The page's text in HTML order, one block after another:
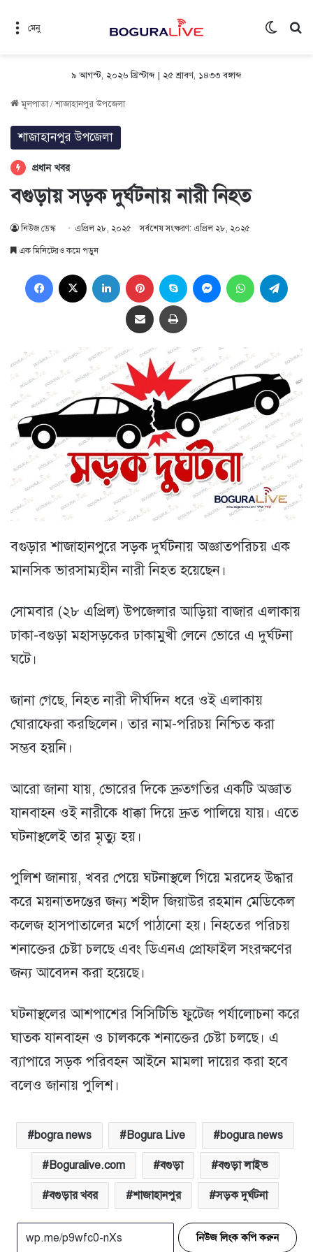
মেনু
৯ আগস্ট, ২০২৬ খ্রিস্টাব্দ | ২৫ শ্রাবণ, ১৪৩৩ বঙ্গাব্দ
মূলপাতা/শাজাহানপুর উপজেলা
শাজাহানপুর উপজেলা
প্রধান খবর
বগুড়ায় সড়ক দুর্ঘটনায় নারী নিহত
নিউজ ডেস্ক এপ্রিল ২৮, ২০২৫ সর্বশেষ সংষ্করণ: এপ্রিল ২৮, ২০২৫
এক মিনিটেরও কমে পড়ুন
Facebook LinkedIn Pinterest Skype MessengerWhatsApp
Share via Email প্রিন্ট
বগুড়ার শাজাহানপুরে সড়ক দুর্ঘটনায় অজ্ঞাতপরিচয় এক
মানসিক ভারসাম্যহীন নারী নিহত হয়েছেন।
সোমবার (২৮ এপ্রিল) উপজেলার আড়িয়া বাজার এলাকায়
ঢাকা-বগুড়া মহাসড়কের ঢাকামুখী লেনে ভোরে এ দুর্ঘটনা
ঘটে।
জানা গেছে, নিহত নারী দীর্ঘদিন ধরে ওই এলাকায়
ঘোরাফেরা করছিলেন। তার নাম-পরিচয় নিশ্চিত করা
সম্ভব হয়নি।
আরো জানা যায়, ভোরের দিকে দ্রুতগতির একটি অজ্ঞাত
যানবাহন ওই নারীকে ধাক্কা দিয়ে দ্রুত পালিয়ে যায়। এতে
ঘটনাস্থলেই তার মৃত্যু হয়।
পুলিশ জানায়, খবর পেয়ে ঘটনাস্থলে গিয়ে মরদেহ উদ্ধার
করে ময়নাতদন্তের জন্য শহীদ জিয়াউর রহমান মেডিকেল
কলেজ হাসপাতালের মর্গে পাঠানো হয়। নিহতের পরিচয়
শনাক্তের চেষ্টা চলছে এবং ডিএনএ প্রোফাইল সংরক্ষণের
জন্য আবেদন করা হয়েছে।
ঘটনাস্থলের আশপাশের সিসিটিভি ফুটেজ পর্যালোচনা করে
ঘাতক যানবাহন ও চালককে শনাক্তের চেষ্টা চলছে। এ
ব্যাপারে সড়ক পরিবহন আইনে মামলা দায়ের করা হবে
বলেও জানায় পুলিশ।
bogra news Bogura Live bogura news
Boguralive.com বগুড়া বগুড়া লাইভ
বগুড়ার খবর শাজাহানপুর সড়ক দুর্ঘটনা
নিউজ লিংক কপি করুন